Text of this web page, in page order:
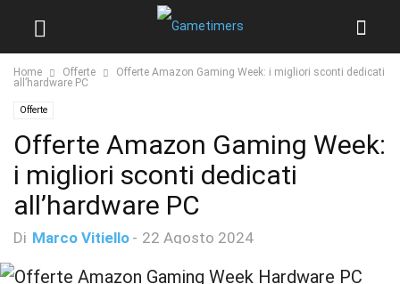
Home Offerte
Offerte Amazon Gaming Week: i migliori sconti dedicati
all’hardware PC
Offerte
Offerte Amazon Gaming Week:
i migliori sconti dedicati
all’hardware PC
Di Marco Vitiello - 22 Agosto 2024